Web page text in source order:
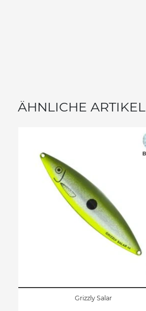
ÄHNLICHE ARTIKEL
Grizzly Salar